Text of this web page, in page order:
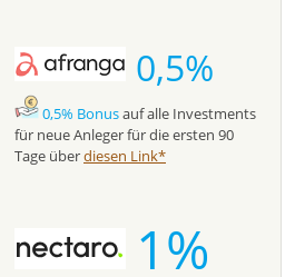
0,5%
0,5% Bonusauf alle Investments
für neue Anleger für die ersten 90
Tage überdiesen Link*
1%